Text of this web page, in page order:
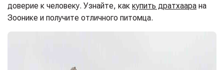
доверие к человеку. Узнайте, как купить дратхаара на
Зоонике и получите отличного питомца.